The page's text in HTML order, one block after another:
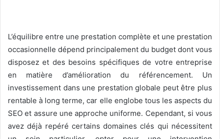
L’équilibre entre une prestation complète et une prestation
occasionnelle dépend principalement du budget dont vous
disposez et des besoins spécifiques de votre entreprise
en matière d’amélioration du référencement. Un
investissement dans une prestation globale peut être plus
rentable à long terme, car elle englobe tous les aspects du
SEO et assure une approche uniforme. Cependant, si vous
avez déjà repéré certains domaines clés qui nécessitent